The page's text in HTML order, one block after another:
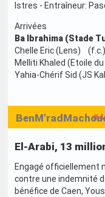
Istres - Entraîneur:
Arrivées
Ba Ibrahima (Stade
Chelle Eric (Lens) (f.c.)
Melliti Khaled (Etoile
Yahia-Chérif Sid (JS
#4
El-Arabi, 13
Engagé officiellement
contre une indemnité
bénéfice de Caen,